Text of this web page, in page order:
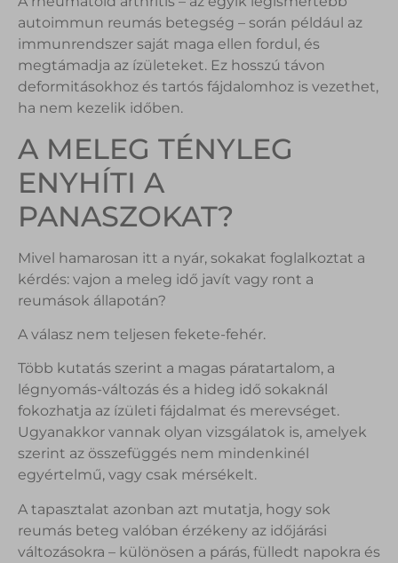
autoimmun reumás betegség – során például az
immunrendszer saját maga ellen fordul, és
megtámadja az ízületeket. Ez hosszú távon
deformitásokhoz és tartós fájdalomhoz is vezethet,
ha nem kezelik időben.
A MELEG TÉNYLEG
ENYHÍTI A
PANASZOKAT?
Mivel hamarosan itt a nyár, sokakat foglalkoztat a
kérdés: vajon a meleg idő javít vagy ront a
reumások állapotán?
A válasz nem teljesen fekete-fehér.
Több kutatás szerint a magas páratartalom, a
légnyomás-változás és a hideg idő sokaknál
fokozhatja az ízületi fájdalmat és merevséget.
Ugyanakkor vannak olyan vizsgálatok is, amelyek
szerint az összefüggés nem mindenkinél
egyértelmű, vagy csak mérsékelt.
A tapasztalat azonban azt mutatja, hogy sok
reumás beteg valóban érzékeny az időjárási
változásokra – különösen a párás, fülledt napokra és